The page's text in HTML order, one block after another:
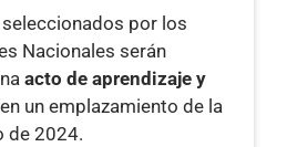
por los
Nacionales serán
acto de aprendizaje y
en un emplazamiento de la
de 2024.